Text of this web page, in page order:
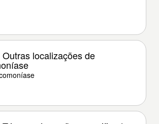
localizações de